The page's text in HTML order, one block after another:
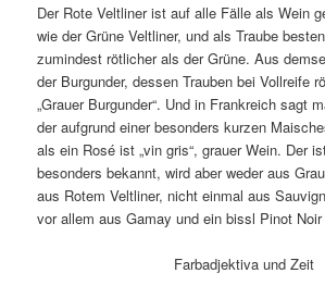
Der Rote Veltliner ist auf alle Fälle als Wein
wie der Grüne Veltliner, und als Traube
zumindest rötlicher als der Grüne. Aus
der Burgunder, dessen Trauben bei Vollreife
„Grauer Burgunder“. Und in Frankreich sagt
der aufgrund einer besonders kurzen
als ein Rosé ist „vin gris“, grauer Wein. Der
besonders bekannt, wird aber weder aus
aus Rotem Veltliner, nicht einmal aus
vor allem aus Gamay und ein bissl Pinot
Farbadjektiva und Zeit